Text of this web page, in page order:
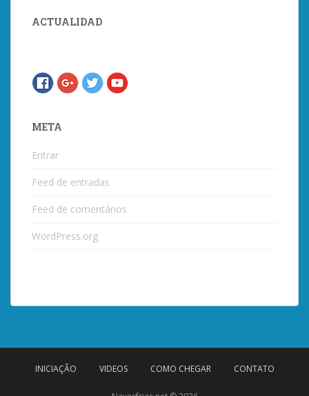
ACTUALIDAD
META
Entrar
Feed de entradas
Feed de comentários
WordPress.org
INICIAÇÃO VIDEOS COMO CHEGAR CONTATO